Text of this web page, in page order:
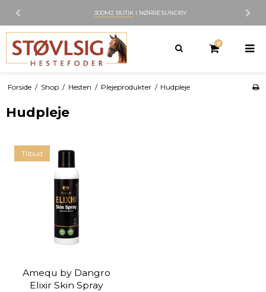
300M2 BUTIKI NØRRESUNDBY
0
Forside / Shop / Hesten / Plejeprodukter / Hudpleje
Hudpleje
Tilbud
Amequ by Dangro
Elixir Skin Spray